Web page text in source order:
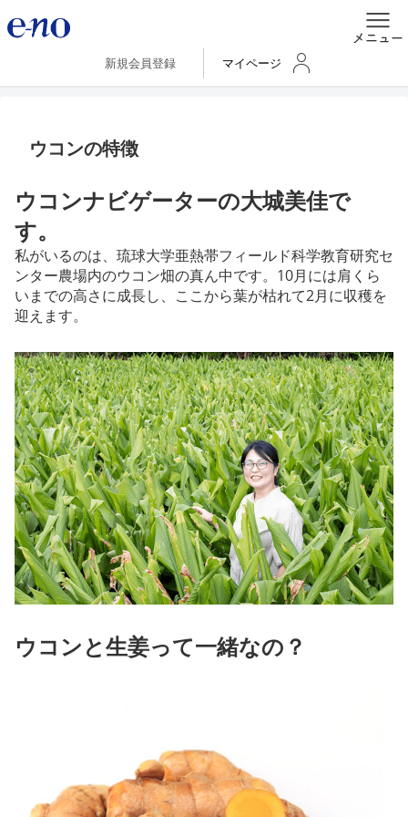
新規会員登録 マイページ
ウコンの特徴
ウコンナビゲーターの大城美佳で
す。
私がいるのは、琉球大学亜熱帯フィールド科学教育研究セ
ンター農場内のウコン畑の真ん中です。10月には肩くら
いまでの高さに成長し、ここから葉が枯れて2月に収穫を
迎えます。
ウコンと生姜って一緒なの ？